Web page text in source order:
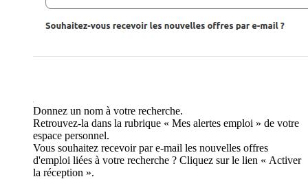
Donnez un nom à votre recherche.
Retrouvez-la dans la rubrique « Mes alertes emploi » de votre
espace personnel.
Vous souhaitez recevoir par e-mail les nouvelles offres
d'emploi liées à votre recherche ? Cliquez sur le lien « Activer
la réception ».